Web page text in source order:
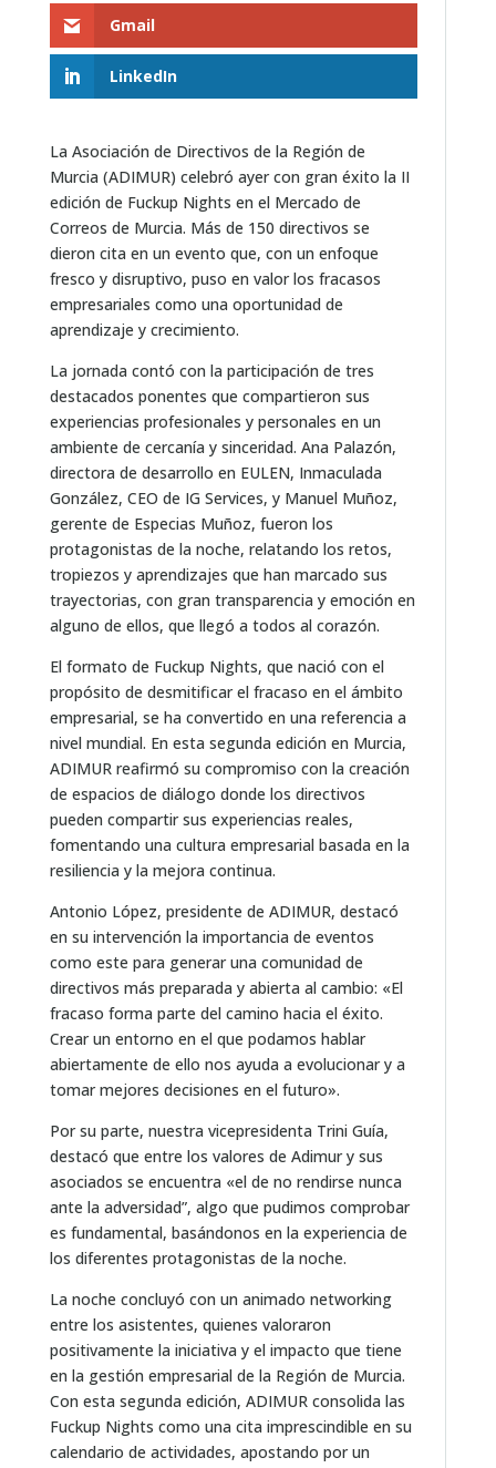
Gmail
LinkedIn
La Asociación de Directivos de la Región de
Murcia (ADIMUR) celebró ayer con gran éxito la II
edición de Fuckup Nights en el Mercado de
Correos de Murcia. Más de 150 directivos se
dieron cita en un evento que, con un enfoque
fresco y disruptivo, puso en valor los fracasos
empresariales como una oportunidad de
aprendizaje y crecimiento.
La jornada contó con la participación de tres
destacados ponentes que compartieron sus
experiencias profesionales y personales en un
ambiente de cercanía y sinceridad. Ana Palazón,
directora de desarrollo en EULEN, Inmaculada
González, CEO de IG Services, y Manuel Muñoz,
gerente de Especias Muñoz, fueron los
protagonistas de la noche, relatando los retos,
tropiezos y aprendizajes que han marcado sus
trayectorias, con gran transparencia y emoción en
alguno de ellos, que llegó a todos al corazón.
El formato de Fuckup Nights, que nació con el
propósito de desmitificar el fracaso en el ámbito
empresarial, se ha convertido en una referencia a
nivel mundial. En esta segunda edición en Murcia,
ADIMUR reafirmó su compromiso con la creación
de espacios de diálogo donde los directivos
pueden compartir sus experiencias reales,
fomentando una cultura empresarial basada en la
resiliencia y la mejora continua.
Antonio López, presidente de ADIMUR, destacó
en su intervención la importancia de eventos
como este para generar una comunidad de
directivos más preparada y abierta al cambio: «El
fracaso forma parte del camino hacia el éxito.
Crear un entorno en el que podamos hablar
abiertamente de ello nos ayuda a evolucionar y a
tomar mejores decisiones en el futuro».
Por su parte, nuestra vicepresidenta Trini Guía,
destacó que entre los valores de Adimur y sus
asociados se encuentra «el de no rendirse nunca
ante la adversidad”, algo que pudimos comprobar
es fundamental, basándonos en la experiencia de
los diferentes protagonistas de la noche.
La noche concluyó con un animado networking
entre los asistentes, quienes valoraron
positivamente la iniciativa y el impacto que tiene
en la gestión empresarial de la Región de Murcia.
Con esta segunda edición, ADIMUR consolida las
Fuckup Nights como una cita imprescindible en su
calendario de actividades, apostando por un